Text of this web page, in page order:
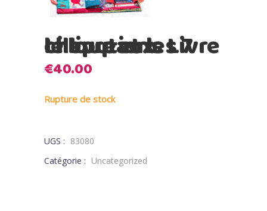
Lilliputiens Livre le loup et les 7 chevreaux
€40.00
Rupture de stock
UGS : 83080
Catégorie : Uncategorized